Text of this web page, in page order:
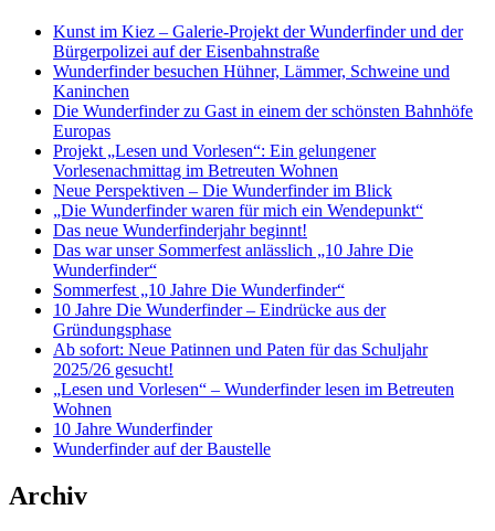
Kunst im Kiez – Galerie-Projekt der Wunderfinder und der
Bürgerpolizei auf der Eisenbahnstraße
Wunderfinder besuchen Hühner, Lämmer, Schweine und
Kaninchen
Die Wunderfinder zu Gast in einem der schönsten Bahnhöfe
Europas
Projekt „Lesen und Vorlesen“: Ein gelungener
Vorlesenachmittag im Betreuten Wohnen
Neue Perspektiven – Die Wunderfinder im Blick
„Die Wunderfinder waren für mich ein Wendepunkt“
Das neue Wunderfinderjahr beginnt!
Das war unser Sommerfest anlässlich „10 Jahre Die
Wunderfinder“
Sommerfest „10 Jahre Die Wunderfinder“
10 Jahre Die Wunderfinder – Eindrücke aus der
Gründungsphase
Ab sofort: Neue Patinnen und Paten für das Schuljahr
2025/26 gesucht!
„Lesen und Vorlesen“ – Wunderfinder lesen im Betreuten
Wohnen
10 Jahre Wunderfinder
Wunderfinder auf der Baustelle
Archiv